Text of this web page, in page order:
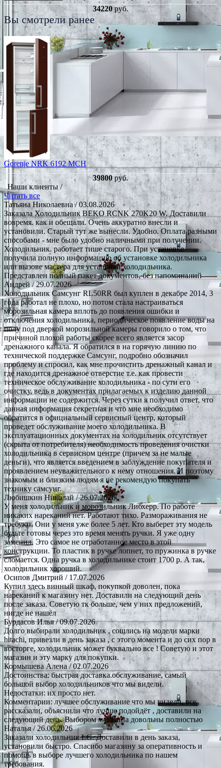
34220руб.
Вы смотрели ранее
Gorenje NRK 6192 MCH
39800руб.
Наши клиенты /
Читать все
Татьяна Николаевна/ 03.08.2026
Заказала Холодильник BEKO RCNK 270K20 W. Доставили
вовремя. как и обещали. Очень аккуратно внесли и
установили. Старый тут же вынесли. Удобно. Оплата разными
способами - мне было удобно наличными при получении.
Холодильник. работает тише старого. При установке
получила полную информацию об установке холодильника
или вызове мастера для установки холодильника.
Представлен полный пакет документов, без напоминаний
Андрей / 29.07.2026
Холодильник Самсунг RL50RR был куплен в декабре 2014, 3
года работал не плохо, но потом стала настраиваться
морозильная камера вплоть до появления ошибки и
отключения холодильника, периодическое появление воды на
полу под дверкой морозильной камеры говорило о том, что
причиной плохой работы скорее всего является засор
дренажного канала. Я обратился в на горячую линию по
технической поддержке Самсунг, подробно обозначил
проблему и спросил, как мне прочистить дренажный канал и
где находится дренажное отверстие т.е. как провести
техническое обслуживание холодильника - по сути его
очистку, ведь в документах прилагаемых к изделию данной
информации не содержится. Через сутки я получил ответ, что
данная информация секретная и что мне необходимо
обратится в официальный сервисный центр, который
проведет обслуживание моего холодильника. В
эксплуатационных документах на холодильник отсутствует
(скрыта от потребителя) необходимость проведения очистки
холодильника в сервисном центре (причем за не малые
деньги), что является введением в заблуждение покупателя и
проявлением неуважительного к нему отношения. И поэтому
знакомым и близким людям я не рекомендую покупать
технику самсунг.
Любишкин Николай/ 26.07.2026
У меня холодильник и морозильник Либхерр. По работе
никаких нареканий нет. Работают тихо. Размораживания не
требуют. Они у меня уже более 5 лет. Кто выберет эту модель
будьте готовы через это время менять ручки. Я уже одну
заменил. Это самое не отработанное место в этой
конструкции. То пластик в ручке лопнет, то пружинка в ручке
сломается. Одна ручка в холодильнике стоит 1700 р. А так,
холодильник хороший.
Осипов Дмитрий / 17.07.2026
Купил здесь винный шкаф, покупкой доволен, пока
нареканий к магазину нет. Доставили на следующий день
после заказа. Советую тк больше, чем у них предложений,
нигде не нашёл
Бурдасов Илья/ 09.07.2026
Долго выбирали холодильник , сошлись на модели марки
hitachi, привезли в день заказа , с этого момента и до сих пор в
восторге, холодильник может буквально все ! Советую и этот
магазин и эту марку для покупки.
Кормышева Алена / 02.07.2026
Достоинства: быстрая доставка.обслуживание, самый
большой выбор холодильников что мы видели.
Недостатки: их просто нет.
Комментарии: лучшее обслуживание что мы видели, все
рассказали, объяснили что лучше подойдёт , доставили на
следующий день. Выбором магазина довольны полностью
Наталья/ 26.06.2026
Заказали холодильник LG. Доставили в день заказа,
установили быстро. Спасибо магазину за оперативность и
помощь в выборе лучшего холодильника по нашем
требования.